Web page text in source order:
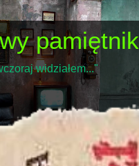
pamiętnik
widziałem..."